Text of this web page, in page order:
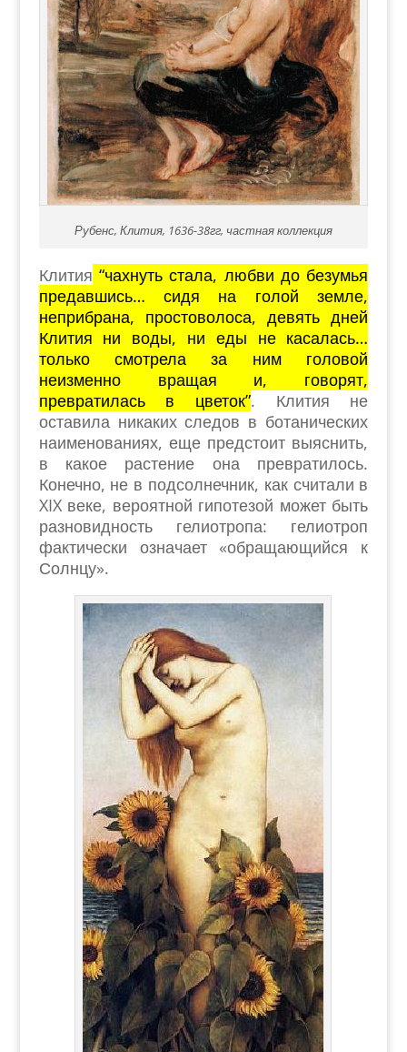
Рубенс, Клития, 1636-38гг, частная коллекция
Клития “чахнуть стала, любви до безумья
предавшись… сидя на голой земле,
неприбрана, простоволоса, девять дней
Клития ни воды, ни еды не касалась…
только смотрела за ним головой
неизменно вращая и, говорят,
превратилась в цветок”. Клития не
оставила никаких следов в ботанических
наименованиях, еще предстоит выяснить,
в какое растение она превратилось.
Конечно, не в подсолнечник, как считали в
XIX веке, вероятной гипотезой может быть
разновидность гелиотропа: гелиотроп
фактически означает «обращающийся к
Солнцу».